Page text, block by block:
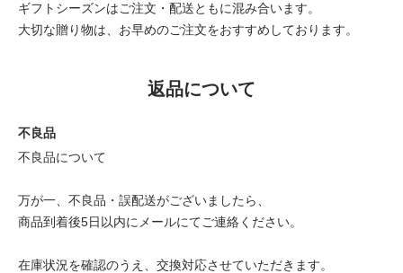
ギフトシーズンはご注文・配送ともに混み合います。
大切な贈り物は、お早めのご注文をおすすめしております。
返品について
不良品
不良品について
万が一、不良品・誤配送がございましたら、
商品到着後5日以内にメールにてご連絡ください。
在庫状況を確認のうえ、交換対応させていただきます。